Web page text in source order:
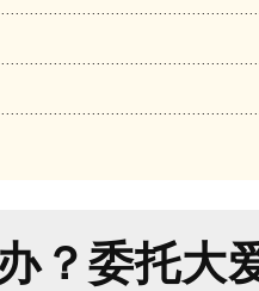
？委托大